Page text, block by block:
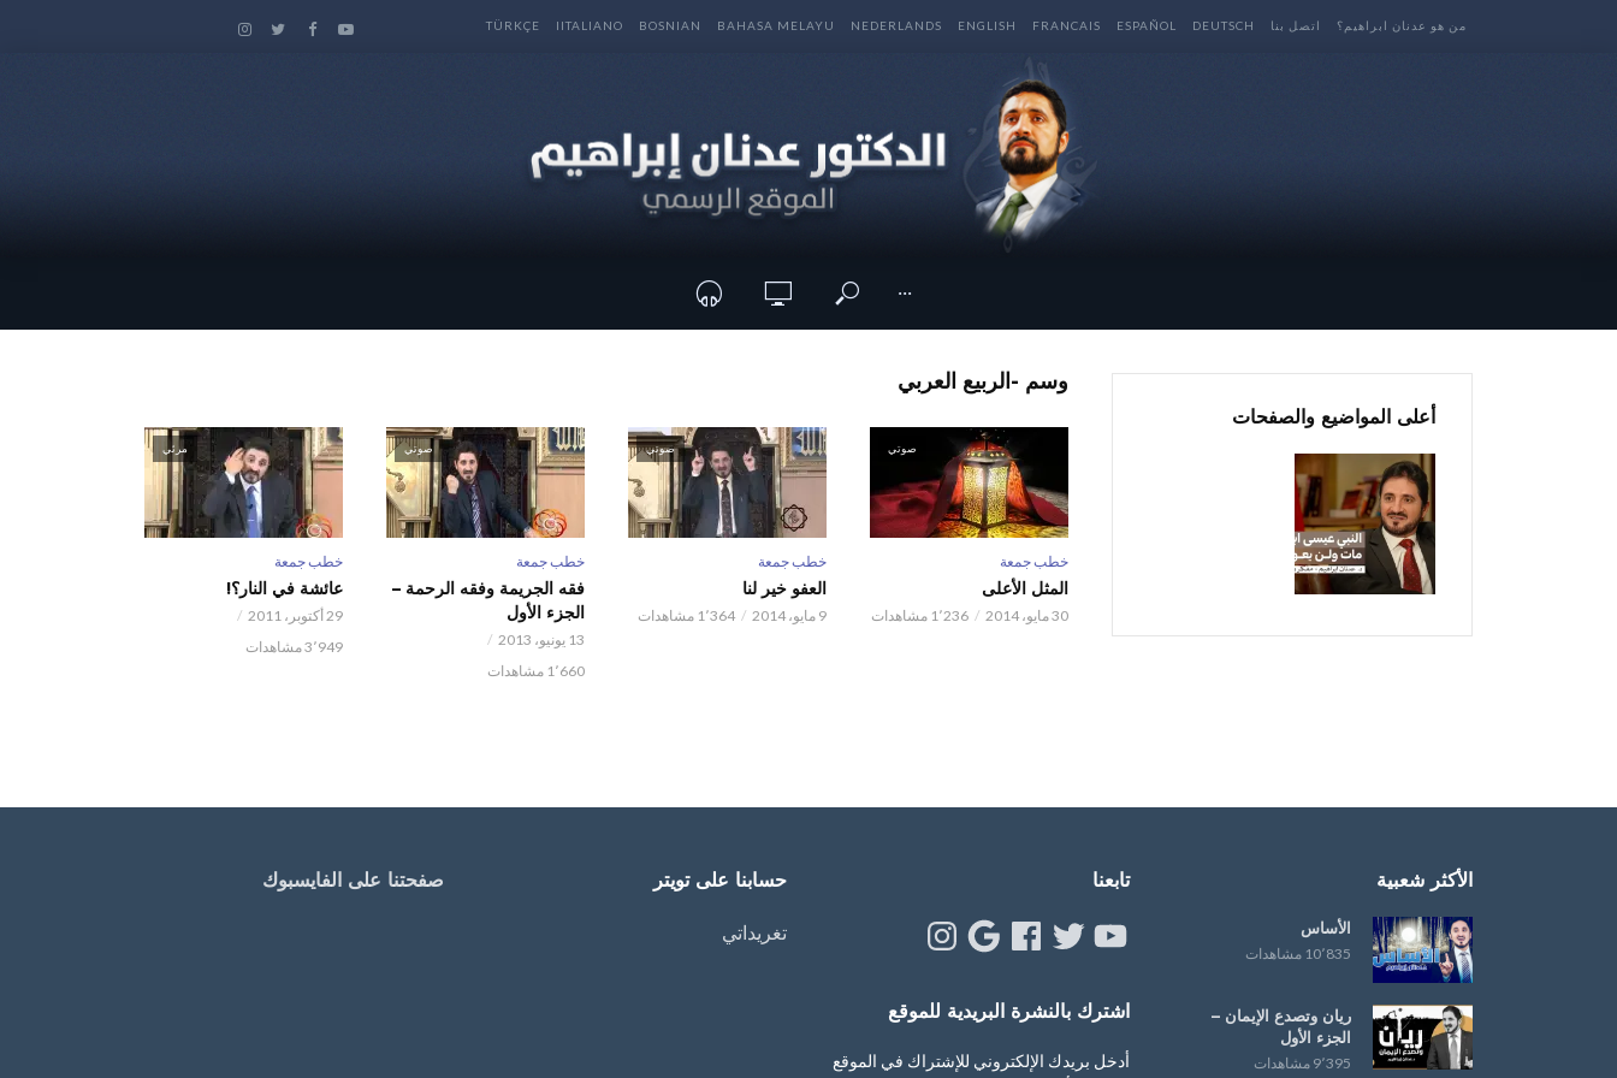
من هو عدنان ابراهيم؟ اتصل بنا DEUTSCH
ESPAÑOL
FRANCAIS
ENGLISH
NEDERLANDS
BAHASA MELAYU
BOSNIAN
IITALIANO
TÜRKÇE
···
وسم -الربيع العربي
صوتي
خطب جمعة
المثل الأعلى
30 مايو، 2014 1٬236 مشاهدات
صوتي
خطب جمعة
العفو خير لنا
9 مايو، 2014 1٬364 مشاهدات
صوتي
خطب جمعة
فقه الجريمة وفقه الرحمة –
الجزء الأول
13 يونيو، 2013
1٬660 مشاهدات
مرئي
خطب جمعة
عائشة في النار؟!
29 أكتوبر، 2011
3٬949 مشاهدات
أعلى المواضيع والصفحات
الأكثر شعبية
الأساس
10٬835 مشاهدات
ريان وتصدع الإيمان –
الجزء الأول
9٬395 مشاهدات
تابعنا
YouTube
Twitter
Facebook
Google
Instagram
اشترك بالنشرة البريدية للموقع
أدخل بريدك الإلكتروني للإشتراك في الموقع
حسابنا على تويتر
تغريداتي
صفحتنا على الفايسبوك